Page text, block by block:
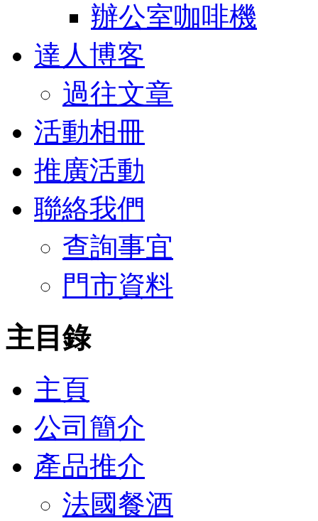
辦公室咖啡機
達人博客
過往文章
活動相冊
推廣活動
聯絡我們
查詢事宜
門市資料
主目錄
主頁
公司簡介
產品推介
法國餐酒